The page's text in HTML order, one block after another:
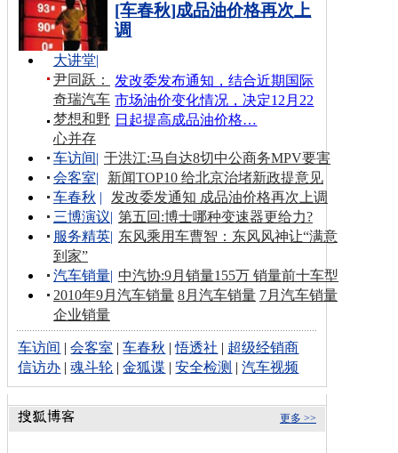
[车春秋]成品油价格再次上
调
发改委发布通知，结合近期国际
市场油价变化情况，决定12月22
日起提高成品油价格…
大讲堂|
尹同跃：
奇瑞汽车
梦想和野
心并存
车访间| 于洪江:马自达8切中公商务MPV要害
会客室|
新闻TOP10 给北京治堵新政提意见
车春秋 |
发改委发通知 成品油价格再次上调
三博演议| 第五回:博士哪种变速器更给力?
服务精英| 东风乘用车曹智：东风风神让“满意
到家”
汽车销量| 中汽协:9月销量155万 销量前十车型
2010年9月汽车销量 8月汽车销量 7月汽车销量
企业销量
车访间 |会客室 |车春秋 |悟透社 | 超级经销商
信访办 |魂斗轮 |金狐谍 |安全检测 |汽车视频
更多 >>